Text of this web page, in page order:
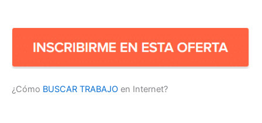
¿Cómo BUSCAR TRABAJO en Internet?